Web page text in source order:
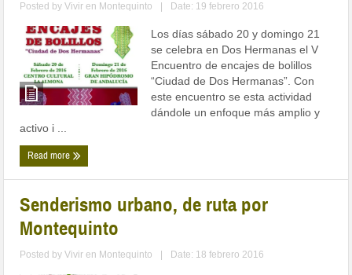
Posted byVivir en Montequinto Date: 19 febrero 2016
Los días sábado 20 y domingo 21
se celebra en Dos Hermanas el V
Encuentro de encajes de bolillos
“Ciudad de Dos Hermanas”. Con
este encuentro se esta actividad
dándole un enfoque más amplio y
activo i ...
Read more
Senderismo urbano, de ruta por
Montequinto
Posted byVivir en Montequinto Date: 18 febrero 2016